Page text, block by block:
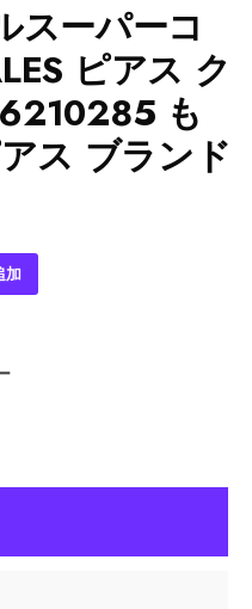
スーパーコ
ピアス ク
も
ス ブランド
加